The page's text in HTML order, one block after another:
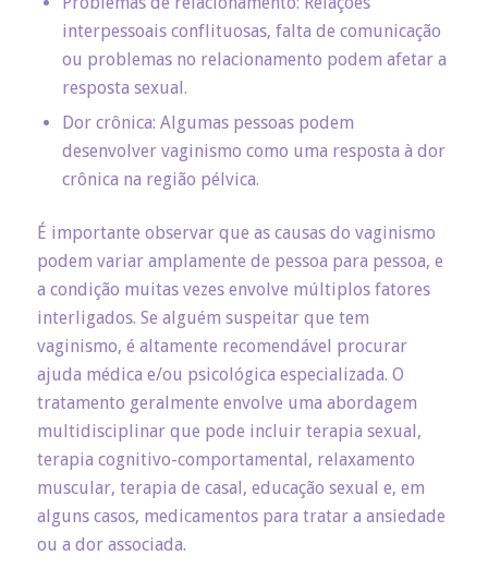
interpessoais conflituosas, falta de comunicação
ou problemas no relacionamento podem afetar a
resposta sexual.
Dor crônica: Algumas pessoas podem
desenvolver vaginismo como uma resposta à dor
crônica na região pélvica.
É importante observar que as causas do vaginismo
podem variar amplamente de pessoa para pessoa, e
a condição muitas vezes envolve múltiplos fatores
interligados. Se alguém suspeitar que tem
vaginismo, é altamente recomendável procurar
ajuda médica e/ou psicológica especializada. O
tratamento geralmente envolve uma abordagem
multidisciplinar que pode incluir terapia sexual,
terapia cognitivo-comportamental, relaxamento
muscular, terapia de casal, educação sexual e, em
alguns casos, medicamentos para tratar a ansiedade
ou a dor associada.